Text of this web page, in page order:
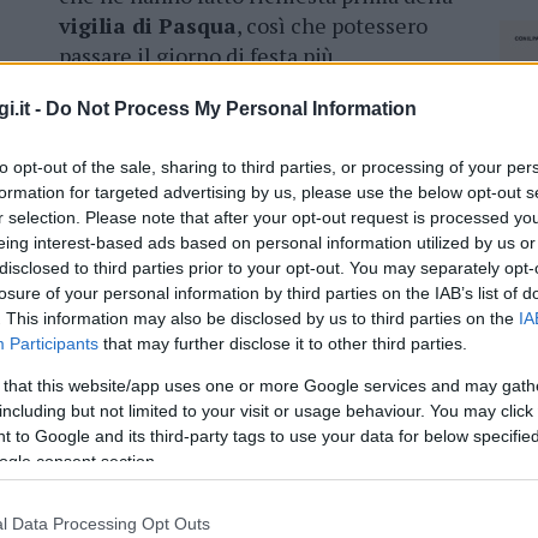
- Do Not Process My Personal Information
opt-out of the sale, sharing to third parties, or processing of your
for targeted advertising by us, please use the below opt-out
selection. Please note that after your opt-out request is processed
interest-based ads based on personal information utilized by us
to third parties prior to your opt-out. You may separately
of your personal information by third parties on the IAB’s list of
This information may also be disclosed by us to third parties on the
Participants that may further disclose it to other third parties.
that this website/app uses one or more Google services and may
but not limited to your visit or usage behaviour. You may
to Google and its third-party tags to use your data for below
consent section.
Data Processing Opt Outs
vigilia di Pasqua, così che potessero
passare il giorno di festa più
alimentare previsto per chi si fosse
dell’emergenza coronavirus. Un
importo complessivo di 19mila e 800 euro.
cliccandoqui